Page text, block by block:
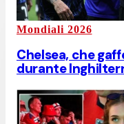
Mondiali 2026
Chelsea, che
durante